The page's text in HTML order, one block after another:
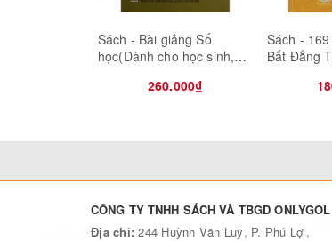
Sách - Bài giảng Số
học(Dành cho học sinh,
260.000₫
Sách -
Bất Đẳng
CÔNG TY TNHH SÁCH VÀ TBGD ONLYGOL
Địa chỉ:244 Huỳnh Văn Luỹ, P. Phú Lợi,